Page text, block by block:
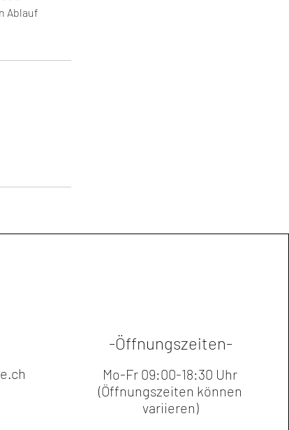
Ablauf
-Öffnungszeiten-
Mo-Fr 09:00-18:30 Uhr
(Öffnungszeiten können
variieren)